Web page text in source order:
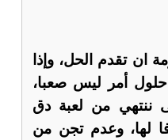
ان تقدم الحل، وإذا
حلول أمر ليس صعبا،
ننتهي من لعبة دق
لها، وعدم تجن من